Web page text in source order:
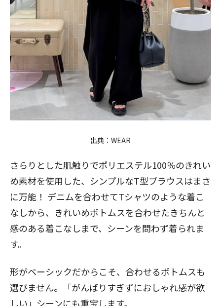
出典： WEAR
さらりとした肌触りでポリエステル100％のきれい
め素材を使用した、シンプルなT型ブラウスはまさ
に万能！ デニムを合わせてTシャツのような着こ
なしから、きれいめボトムスを合わせたきちんと
感のある着こなしまで、シーンを問わず着られま
す。
形がベーシックだからこそ、合わせるボトムスも
選びません。「がんばりすぎずにおしゃれ感が欲
しい」シーンにも重宝します。